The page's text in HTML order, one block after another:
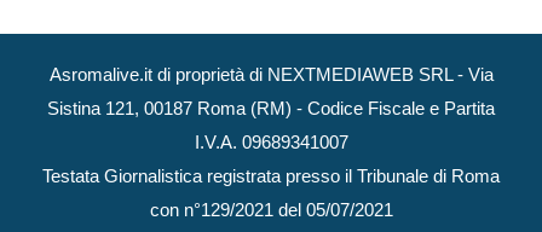
Asromalive.it di proprietà di NEXTMEDIAWEB SRL - Via
Sistina 121, 00187 Roma (RM) - Codice Fiscale e Partita
I.V.A. 09689341007
Testata Giornalistica registrata presso il Tribunale di Roma
con n°129/2021 del 05/07/2021